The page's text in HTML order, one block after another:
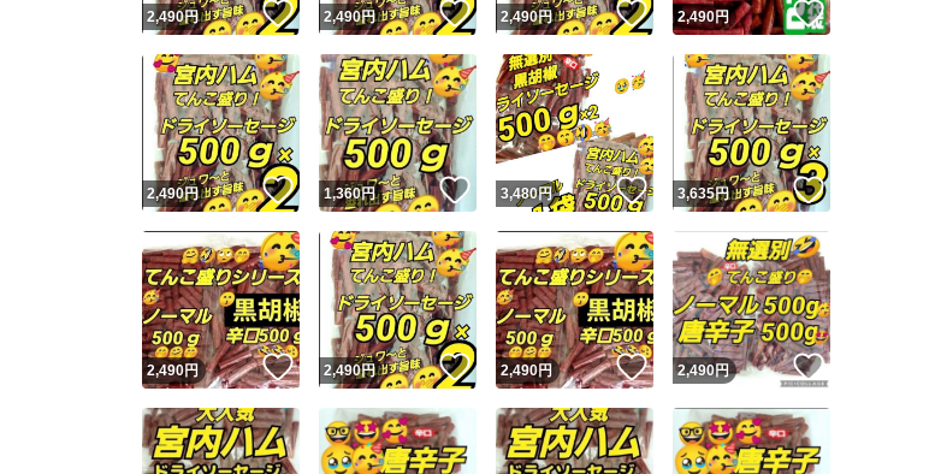
2,490円 いいね！
2,490円 いいね！
2,490円 いいね！
2,490円 いいね！
2,490円 いいね！
1,360円 いいね！
3,480円 いいね！
3,635円 いいね！
2,490円 いいね！
2,490円 いいね！
2,490円 いいね！
2,490円 いいね！